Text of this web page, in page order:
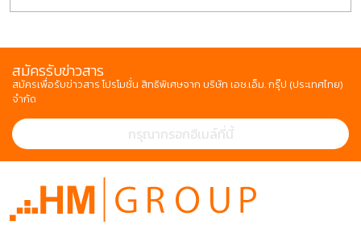
สมัครรับข่าวสาร
สมัครเพื่อรับข่าวสาร โปรโมชั่น สิทธิพิเศษจาก บริษัท เอช.เอ็ม. กรุ๊ป (ประเทศไทย)
จำกัด